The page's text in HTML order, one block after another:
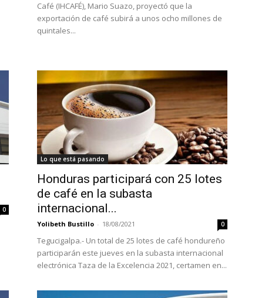
Café (IHCAFÉ), Mario Suazo, proyectó que la
exportación de café subirá a unos ocho millones de
quintales...
0
Lo que está pasando
Honduras participará con 25 lotes
de café en la subasta
internacional...
Yolibeth Bustillo - 18/08/2021 0
Tegucigalpa.- Un total de 25 lotes de café hondureño
participarán este jueves en la subasta internacional
electrónica Taza de la Excelencia 2021, certamen en...